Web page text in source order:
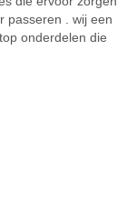
passeren . wij een
onderdelen die